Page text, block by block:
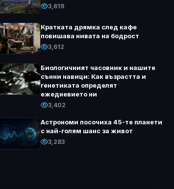
3,619
Кратката дрямка след кафе
повишава нивата на бодрост
3,612
Биологичният часовник и нашите
сънни навици: Как възрастта и
генетиката определят
ежедневието ни
3,402
Астрономи посочиха 45-те планети
с най-голям шанс за живот
3,283